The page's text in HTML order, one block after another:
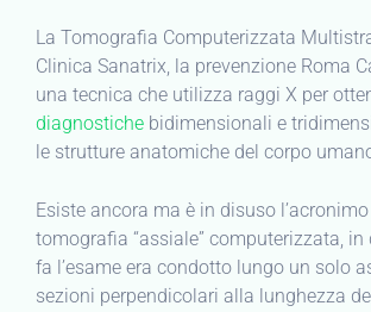
La Tomografia Computerizzata
Clinica Sanatrix, la prevenzione Roma
una tecnica che utilizza raggi X per
diagnostiche bidimensionali e
le strutture anatomiche del corpo
Esiste ancora ma è in disuso l’acronimo
tomografia “assiale” computerizzata,
fa l’esame era condotto lungo un solo
sezioni perpendicolari alla lunghezza